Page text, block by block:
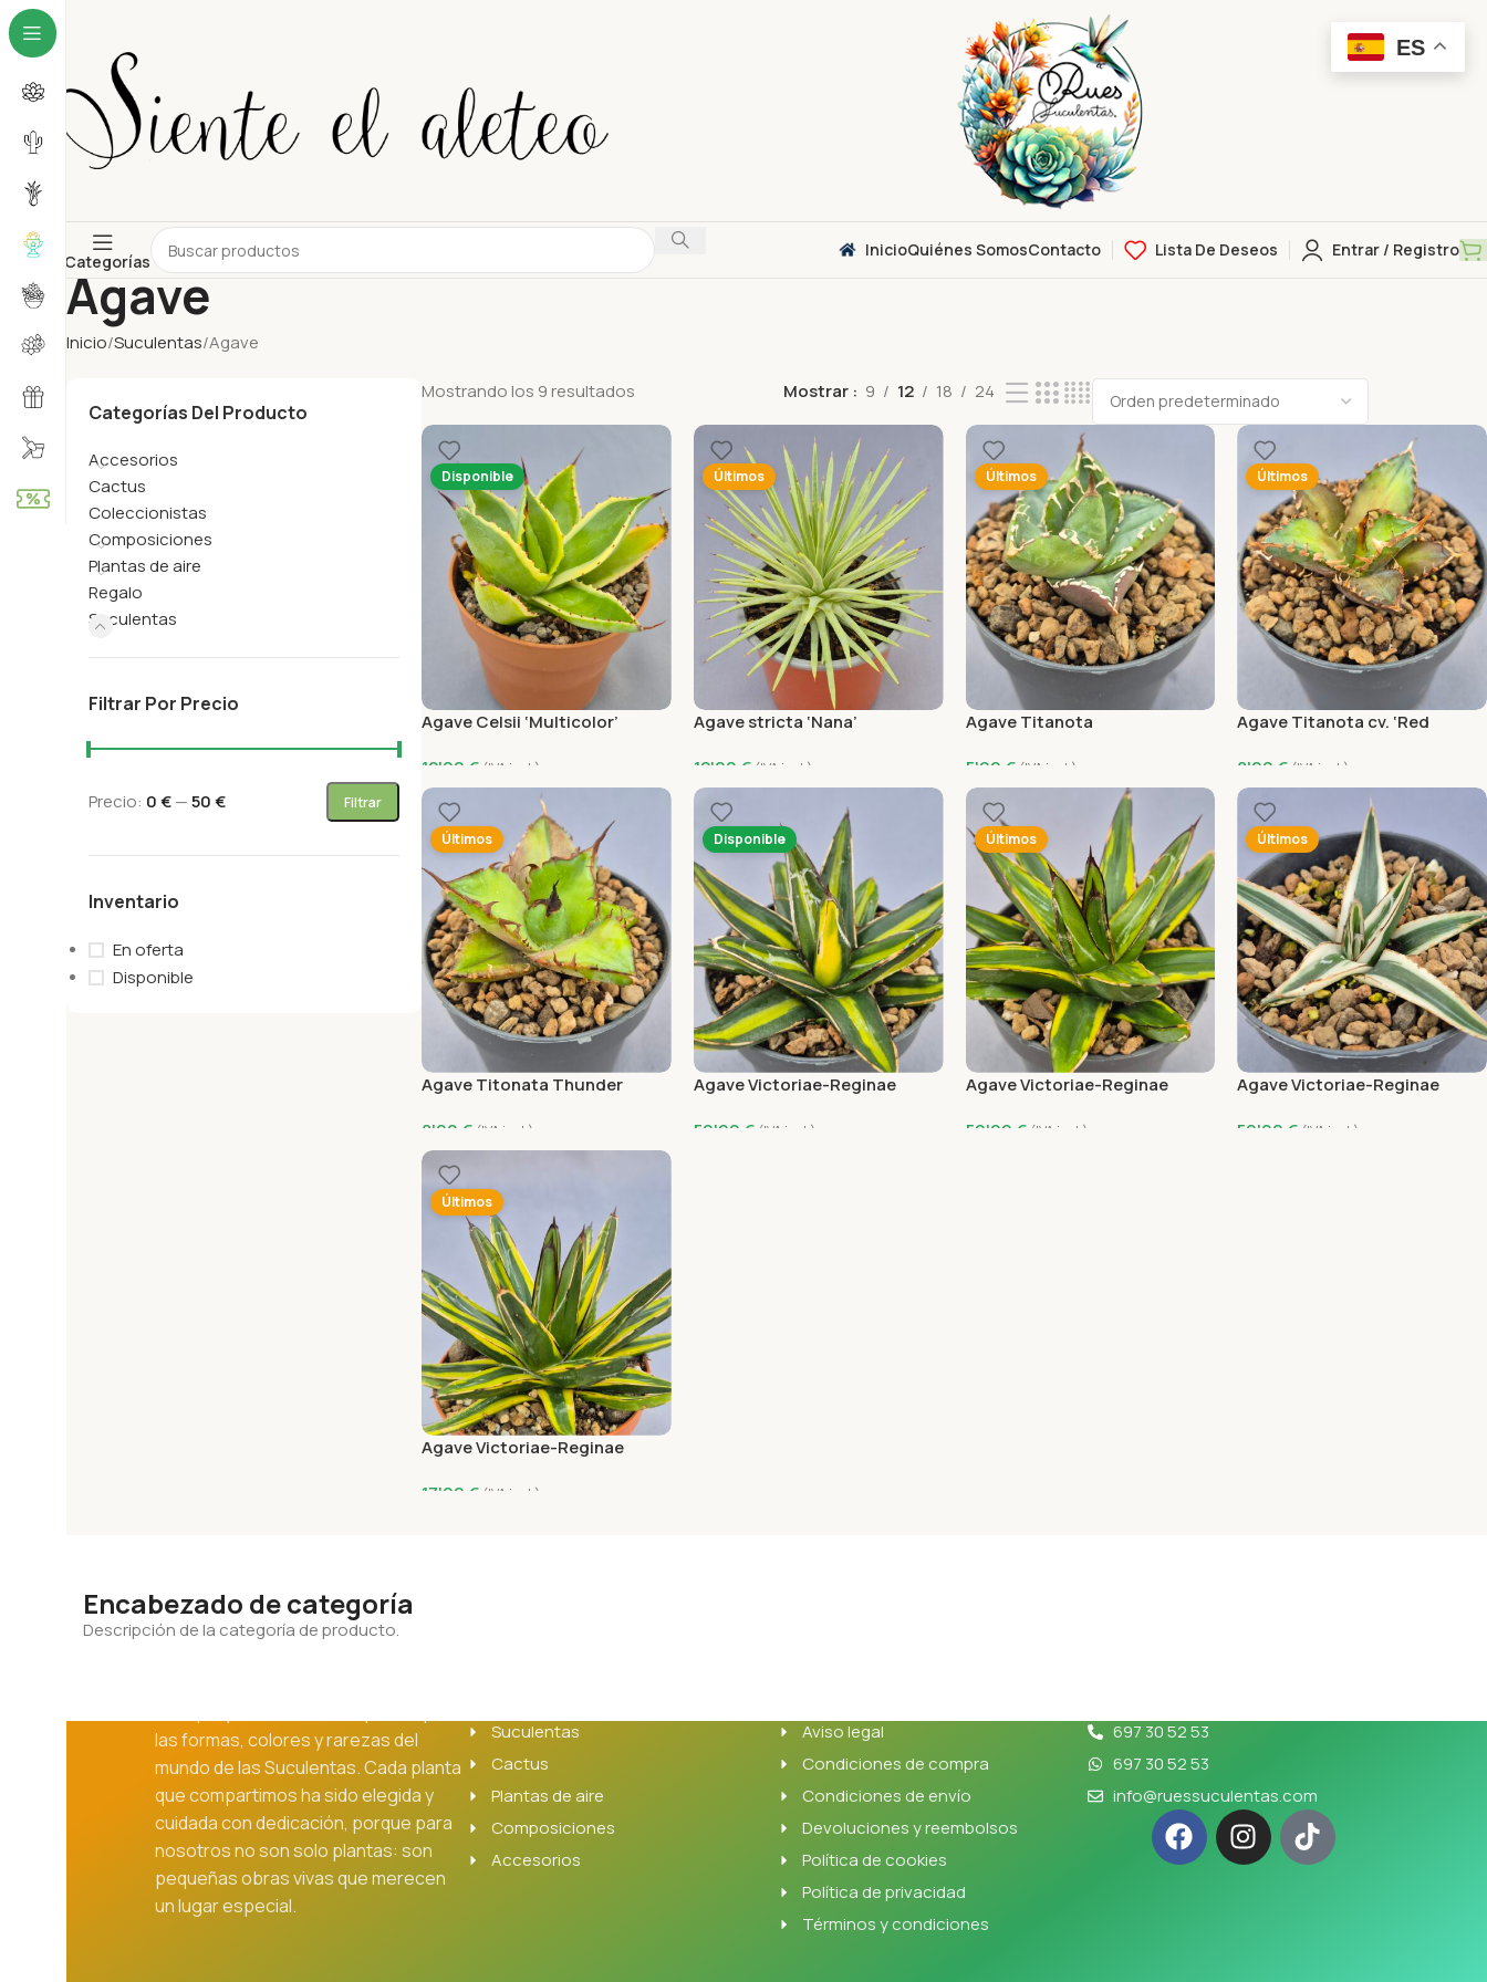
Categorías
InicioQuiénes SomosContacto Lista De Deseos Entrar / Registro
Agave
Inicio Suculentas Agave
Categorías Del Producto
Accesorios
Cactus
Coleccionistas
Composiciones
Plantas de aire
Regalo
Suculentas
Filtrar Por Precio
Filtrar
Precio: 0 €—50 €
Inventario
En oferta
Disponible
Mostrando los 9 resultados Mostrar 9 12 18 24
Disponible
Agave Celsii ‘Multicolor’
12'00 € (IVA incl.)
Añadir Al Carrito
Últimos
Agave stricta ‘Nana’
12'00 € (IVA incl.)
Añadir Al Carrito
Últimos
Agave Titanota
5'00 € (IVA incl.)
Añadir Al Carrito
Últimos
Agave Titanota cv. ‘Red
8'00 € (IVA incl.)
Añadir Al Carrito
Últimos
Agave Titonata Thunder
8'00 € (IVA incl.)
Añadir Al Carrito
Disponible
Agave Victoriae-Reginae
50'00 € (IVA incl.)
Últimos
Agave Victoriae-Reginae
50'00 € (IVA incl.)
Últimos
Agave Victoriae-Reginae
50'00 € (IVA incl.)
Últimos
Agave Victoriae-Reginae
17'00 € (IVA incl.)
Encabezado de categoría
Descripción de la categoría de producto.
las formas, colores y rarezas del
mundo de las Suculentas. Cada planta
que compartimos ha sido elegida y
cuidada con dedicación, porque para
nosotros no son solo plantas: son
pequeñas obras vivas que merecen
un lugar especial.
Suculentas
Cactus
Plantas de aire
Composiciones
Accesorios
Aviso legal
Condiciones de compra
Condiciones de envío
Devoluciones y reembolsos
Política de cookies
Política de privacidad
Términos y condiciones
697 30 52 53
697 30 52 53
info@ruessuculentas.com
ES